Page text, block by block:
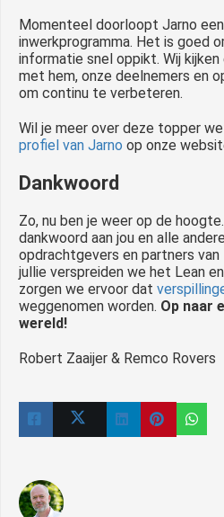
Momenteel doorloopt Jarno
inwerkprogramma. Het is goed
informatie snel oppikt. Wij kijken
met hem, onze deelnemers en
om continu te verbeteren.
Wil je meer over deze topper
profiel van Jarno op onze
Dankwoord
Zo, nu ben je weer op de
dankwoord aan jou en alle
opdrachtgevers en partners
jullie verspreiden we het Lean
zorgen we ervoor dat
weggenomen worden. Op naar
wereld!
Robert Zaaijer & Remco Rovers